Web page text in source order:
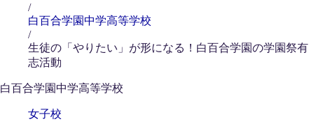
/
白百合学園中学高等学校
/
生徒の「やりたい」が形になる！白百合学園の学園祭有
志活動
白百合学園中学高等学校
女子校